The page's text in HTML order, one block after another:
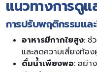
แนวทางการดูแ
การปรับพฤติกรรมแล
อาหารมีกากใยสูง: ช่
และลดความเสี่ยงท้อง
ดื่มน้ำเพียงพอ: อย่า